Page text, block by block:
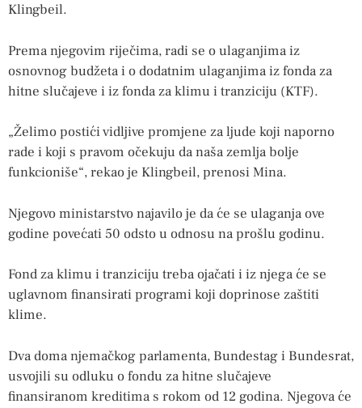
Klingbeil.
Prema njegovim riječima, radi se o ulaganjima iz
osnovnog budžeta i o dodatnim ulaganjima iz fonda za
hitne slučajeve i iz fonda za klimu i tranziciju (KTF).
„Želimo postići vidljive promjene za ljude koji naporno
rade i koji s pravom očekuju da naša zemlja bolje
funkcioniše“, rekao je Klingbeil, prenosi Mina.
Njegovo ministarstvo najavilo je da će se ulaganja ove
godine povećati 50 odsto u odnosu na prošlu godinu.
Fond za klimu i tranziciju treba ojačati i iz njega će se
uglavnom finansirati programi koji doprinose zaštiti
klime.
Dva doma njemačkog parlamenta, Bundestag i Bundesrat,
usvojili su odluku o fondu za hitne slučajeve
finansiranom kreditima s rokom od 12 godina. Njegova će